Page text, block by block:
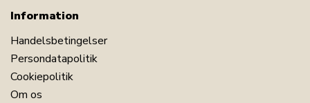
Information
Handelsbetingelser
Persondatapolitik
Cookiepolitik
Om os